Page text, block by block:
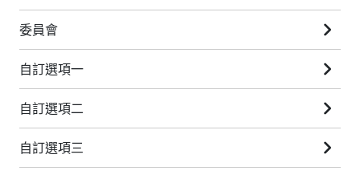
委員會
自訂選項一
自訂選項二
自訂選項三